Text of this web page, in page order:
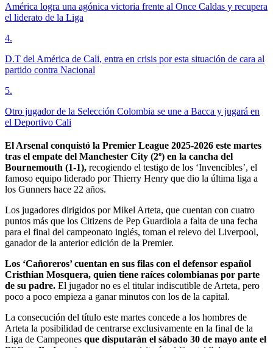
América logra una agónica victoria frente al Once Caldas y recupera
el liderato de la Liga
4.
D.T del América de Cali, entra en crisis por esta situación de cara al
partido contra Nacional
5.
Otro jugador de la Selección Colombia se une a Bacca y jugará en
el Deportivo Cali
El Arsenal conquistó la Premier League 2025-2026 este martes
tras el empate del Manchester City (2º) en la cancha del
Bournemouth (1-1), recogiendo el testigo de los ‘Invencibles’, el
famoso equipo liderado por Thierry Henry que dio la última liga a
los Gunners hace 22 años.
Los jugadores dirigidos por Mikel Arteta, que cuentan con cuatro
puntos más que los Citizens de Pep Guardiola a falta de una fecha
para el final del campeonato inglés, toman el relevo del Liverpool,
ganador de la anterior edición de la Premier.
Los ‘Cañoreros’ cuentan en sus filas con el defensor español
Cristhian Mosquera, quien tiene raíces colombianas por parte
de su padre. El jugador no es el titular indiscutible de Arteta, pero
poco a poco empieza a ganar minutos con los de la capital.
La consecución del título este martes concede a los hombres de
Arteta la posibilidad de centrarse exclusivamente en la final de la
Liga de Campeones que disputarán el sábado 30 de mayo ante el